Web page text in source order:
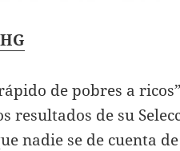
de pobres a
resultados de su
nadie se de cuenta